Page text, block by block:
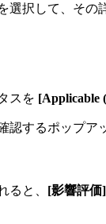
選択して、その
スを [Applicable
認するポップア
ると、 [影響評価]